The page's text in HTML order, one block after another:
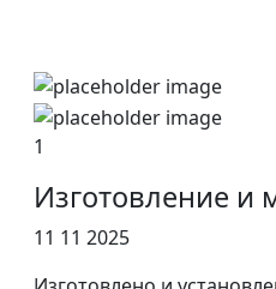
1
Изготовление и
11 11 2025